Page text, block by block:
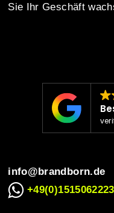
a
a
Sie Ihr Geschäft
info@brandborn.de